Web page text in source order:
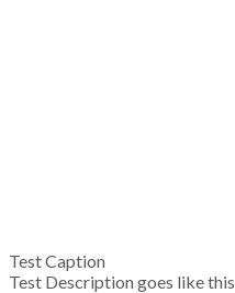
Test Caption
Test Description goes like this